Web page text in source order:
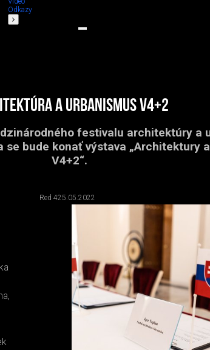
Odkazy
a urbanismus V4+2
festivalu architektúry a
se bude konať výstava „Architektury
V4+2“.
Red 425.05.2022